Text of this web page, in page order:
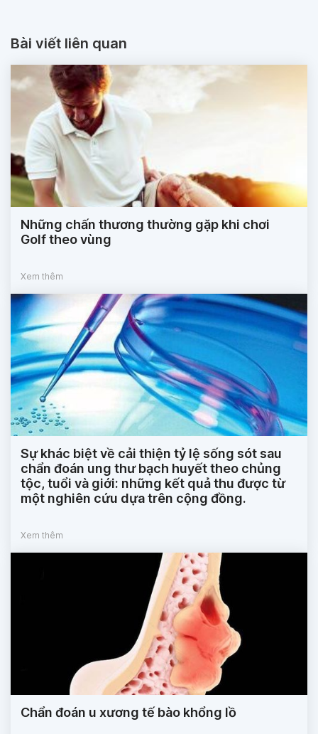
Bài viết liên quan
Những chấn thương thường gặp khi chơi
Golf theo vùng
Xem thêm
Sự khác biệt về cải thiện tỷ lệ sống sót sau
chẩn đoán ung thư bạch huyết theo chủng
tộc, tuổi và giới: những kết quả thu được từ
một nghiên cứu dựa trên cộng đồng.
Xem thêm
Chẩn đoán u xương tế bào khổng lồ